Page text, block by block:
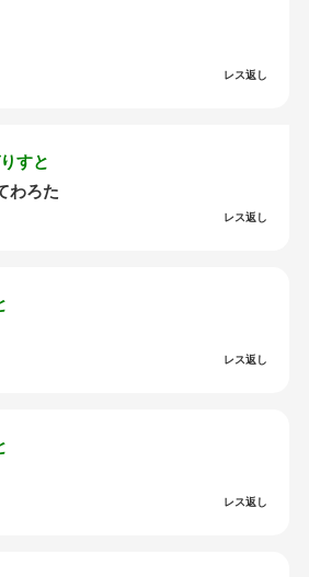
レス返し
すと
わろた
レス返し
レス返し
レス返し